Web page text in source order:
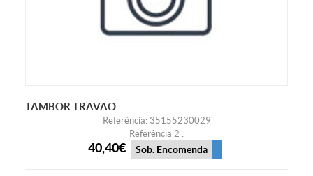
TAMBOR TRAVAO
Referência: 35155230029
Referência 2 :
40,40€ Sob. Encomenda